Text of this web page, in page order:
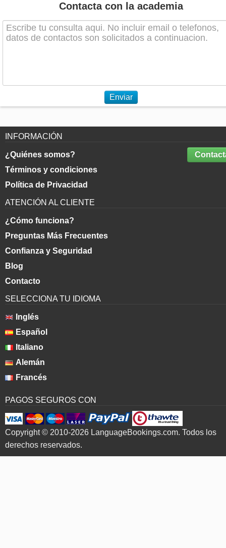
Contacta con la academia
Enviar
INFORMACIÓN
¿Quiénes somos?
Términos y condiciones
Política de Privacidad
ATENCIÓN AL CLIENTE
¿Cómo funciona?
Preguntas Más Frecuentes
Confianza y Seguridad
Blog
Contacto
SELECCIONA TU IDIOMA
Inglés
Español
Italiano
Alemán
Francés
PAGOS SEGUROS CON
Copyright © 2010-2026 LanguageBookings.com. Todos los
derechos reservados.